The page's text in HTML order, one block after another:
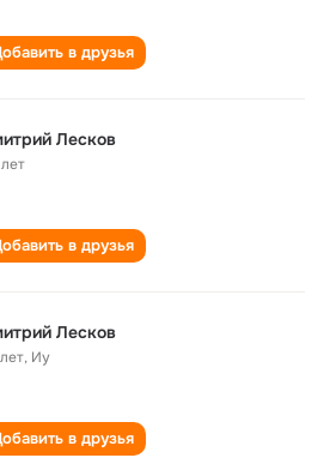
в друзья
Лесков
в друзья
Лесков
, Иу
в друзья